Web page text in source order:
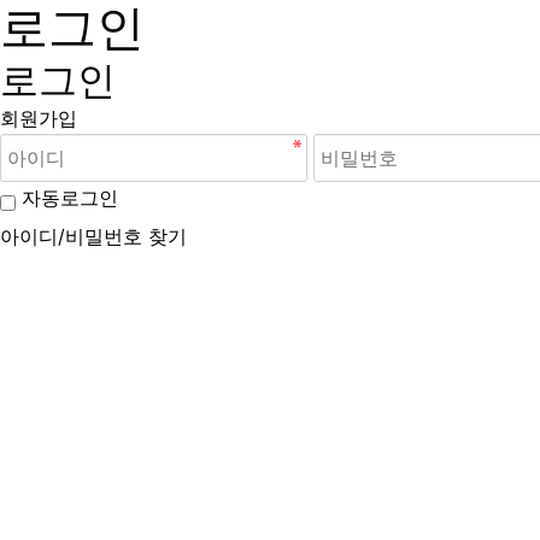
로그인
로그인
회원가입
자동로그인
아이디/비밀번호 찾기